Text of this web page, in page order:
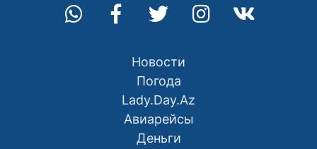
Новости
Погода
Lady.Day.Az
Авиарейсы
Деньги